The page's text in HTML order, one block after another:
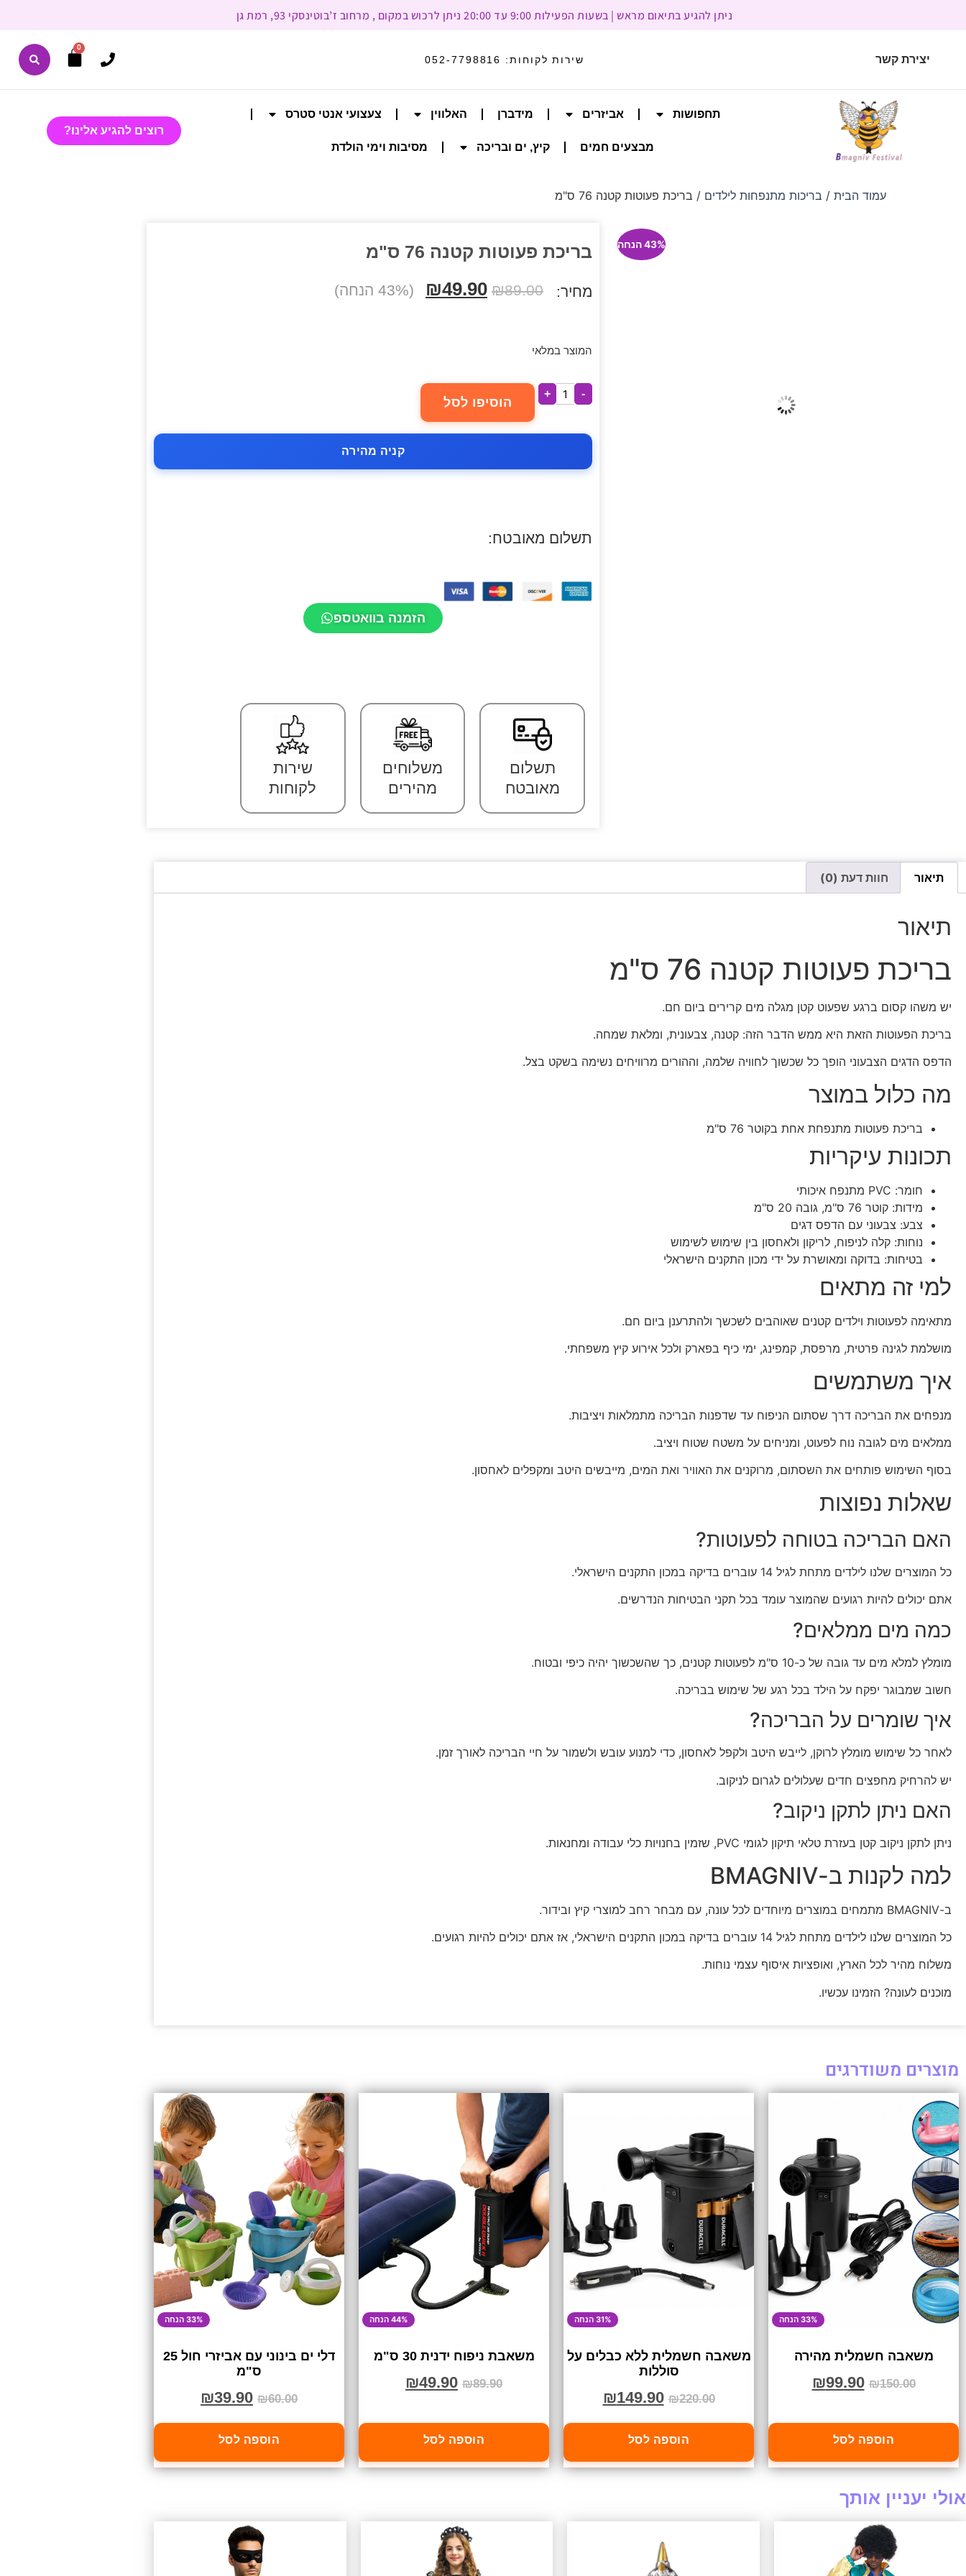
ניתן להגיע בתיאום מראש | בשעות הפעילות 9:00 עד 20:00 ניתן לרכוש במקום , מרחוב ז’בוטינסקי 93, רמת גן
יצירת קשר שירות לקוחות: 052-7798816
0
תחפושות אביזרים מידברן האלווין צעצועי אנטי סטרס
מבצעים חמים קיץ, ים ובריכה מסיבות וימי הולדת
רוצים להגיע אלינו?
עמוד הבית/ בריכות מתנפחות לילדים / בריכת פעוטות קטנה 76 ס"מ
43% הנחה בריכת פעוטות קטנה 76 ס"מ
מחיר: ₪89.00
₪49.90 (43% הנחה)
המוצר במלאי
-
+
הוסיפו לסל
קניה מהירה
תשלום מאובטח:
הזמנה בוואטספ
תשלום
מאובטח
משלוחים
מהירים
שירות
לקוחות
תיאור חוות דעת (0)
תיאור
בריכת פעוטות קטנה 76 ס"מ
יש משהו קסום ברגע שפעוט קטן מגלה מים קרירים ביום חם.
בריכת הפעוטות הזאת היא ממש הדבר הזה: קטנה, צבעונית, ומלאת שמחה.
הדפס הדגים הצבעוני הופך כל שכשוך לחוויה שלמה, וההורים מרוויחים נשימה בשקט בצל.
מה כלול במוצר
בריכת פעוטות מתנפחת אחת בקוטר 76 ס"מ
תכונות עיקריות
חומר: PVC מתנפח איכותי
מידות: קוטר 76 ס"מ, גובה 20 ס"מ
צבע: צבעוני עם הדפס דגים
נוחות: קלה לניפוח, לריקון ולאחסון בין שימוש לשימוש
בטיחות: בדוקה ומאושרת על ידי מכון התקנים הישראלי
למי זה מתאים
מתאימה לפעוטות וילדים קטנים שאוהבים לשכשך ולהתרענן ביום חם.
מושלמת לגינה פרטית, מרפסת, קמפינג, ימי כיף בפארק ולכל אירוע קיץ משפחתי.
איך משתמשים
מנפחים את הבריכה דרך שסתום הניפוח עד שדפנות הבריכה מתמלאות ויציבות.
ממלאים מים לגובה נוח לפעוט, ומניחים על משטח שטוח ויציב.
בסוף השימוש פותחים את השסתום, מרוקנים את האוויר ואת המים, מייבשים היטב ומקפלים לאחסון.
שאלות נפוצות
האם הבריכה בטוחה לפעוטות?
כל המוצרים שלנו לילדים מתחת לגיל 14 עוברים בדיקה במכון התקנים הישראלי.
אתם יכולים להיות רגועים שהמוצר עומד בכל תקני הבטיחות הנדרשים.
כמה מים ממלאים?
מומלץ למלא מים עד גובה של כ-10 ס"מ לפעוטות קטנים, כך שהשכשוך יהיה כיפי ובטוח.
חשוב שמבוגר יפקח על הילד בכל רגע של שימוש בבריכה.
איך שומרים על הבריכה?
לאחר כל שימוש מומלץ לרוקן, לייבש היטב ולקפל לאחסון, כדי למנוע עובש ולשמור על חיי הבריכה לאורך זמן.
יש להרחיק מחפצים חדים שעלולים לגרום לניקוב.
האם ניתן לתקן ניקוב?
ניתן לתקן ניקוב קטן בעזרת טלאי תיקון לגומי PVC, שזמין בחנויות כלי עבודה ומחנאות.
למה לקנות ב-BMAGNIV
ב-BMAGNIV מתמחים במוצרים מיוחדים לכל עונה, עם מבחר רחב למוצרי קיץ ובידור.
כל המוצרים שלנו לילדים מתחת לגיל 14 עוברים בדיקה במכון התקנים הישראלי, אז אתם יכולים להיות רגועים.
משלוח מהיר לכל הארץ, ואופציות איסוף עצמי נוחות.
מוכנים לעונה? הזמינו עכשיו.
מוצרים משודרגים
33% הנחה
משאבה חשמלית מהירה
₪150.00
₪99.90
הוספה לסל
31% הנחה
משאבה חשמלית ללא כבלים על
סוללות
₪220.00
₪149.90
הוספה לסל
44% הנחה
משאבת ניפוח ידנית 30 ס"מ
₪89.90
₪49.90
הוספה לסל
33% הנחה
דלי ים בינוני עם אביזרי חול 25
ס"מ
₪60.00
₪39.90
הוספה לסל
אולי יעניין אותך